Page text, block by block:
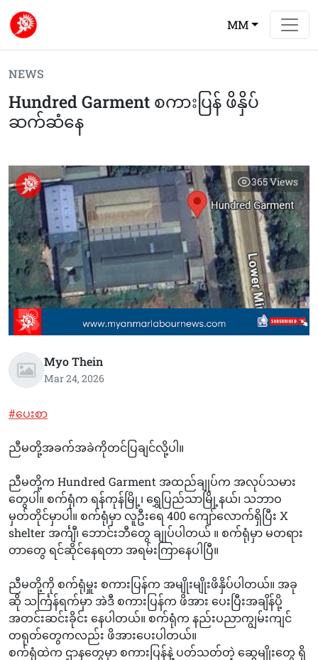
MM
NEWS
Hundred Garment စကားပြန် ဖိနှိပ်
ဆက်ဆံနေ
365Views
Myo Thein
Mar 24, 2026
#ပေးစာ
ညီမတို့အခက်အခဲကိုတင်ပြချင်လို့ပါ။
ညီမတို့က Hundred Garment အထည်ချုပ်က အလုပ်သမား
တွေပါ။ စက်ရုံက ရန်ကုန်မြို့၊ ရွှေပြည်သာမြို့နယ်၊ သဘာဝ
မှတ်တိုင်မှာပါ။ စက်ရုံမှာ လူဦးရေ 400 ကျော်လောက်ရှိပြီး X
shelter အင်္ကျီ၊ ဘောင်းဘီတွေ ချုပ်ပါတယ် ။ စက်ရုံမှာ မတရား
တာတွေ ရင်ဆိုင်နေရတာ အရမ်းကြာနေပါပြီ။
ညီမတို့ကို စက်ရုံမှူး စကားပြန်က အမျိုးမျိုးဖိနှိပ်ပါတယ်။ အခု
ဆို သင်္ကြန်ရက်မှာ အဲဒီ စကားပြန်က ဖိအား ပေးပြီးအချိန်ပို့
အတင်းဆင်းခိုင်း နေပါတယ်။ စက်ရုံက နည်းပညာကျွမ်းကျင်
တရုတ်တွေကလည်း ဖိအားပေးပါတယ်။
စက်ရုံထဲက ဌာနတွေမှာ စကားပြန်နဲ့ ပတ်သတ်တဲ့ ဆွေမျိုးတွေ ရှိ